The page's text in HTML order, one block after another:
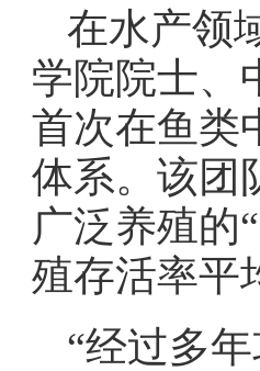
在水产领
学院院士、
首次在鱼类
体系。该团
广泛养殖的
殖存活率平
“经过多